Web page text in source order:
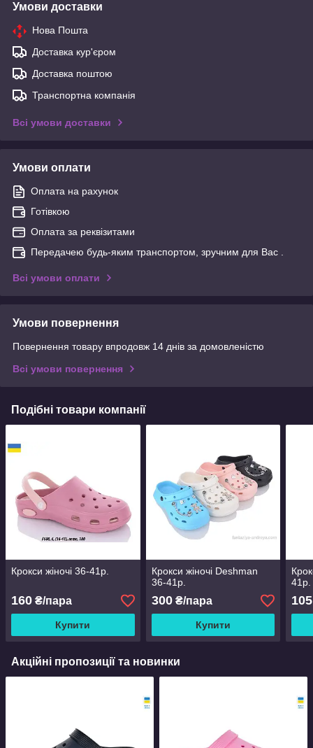
Умови доставки
Нова Пошта
Доставка кур'єром
Доставка поштою
Транспортна компанія
Всі умови доставки
Умови оплати
Оплата на рахунок
Готівкою
Оплата за реквізитами
Передачею будь-яким транспортом, зручним для Вас .
Всі умови оплати
Умови повернення
Повернення товару впродовж 14 днів за домовленістю
Всі умови повернення
Подібні товари компанії
Крокси жіночі 36-41р.
160 ₴/пара
Купити
Крокси жіночі Deshman
36-41р.
300₴/пара
Купити
41р.
105
Акційні пропозиції та новинки